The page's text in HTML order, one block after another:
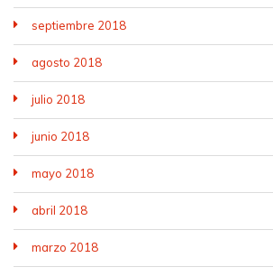
septiembre 2018
agosto 2018
julio 2018
junio 2018
mayo 2018
abril 2018
marzo 2018